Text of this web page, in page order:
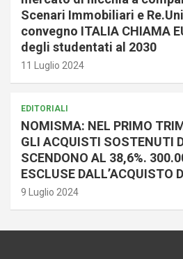
Scenari Immobiliari e
convegno ITALIA CHIAMA
degli studentati al 2030
11 Luglio 2024
EDITORIALI
NOMISMA: NEL PRIMO
GLI ACQUISTI SOSTENUTI
SCENDONO AL 38,6%.
ESCLUSE DALL’ACQUISTO
9 Luglio 2024